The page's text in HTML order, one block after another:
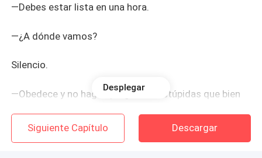
—Debes estar lista en una hora.
—¿A dónde vamos?
Silencio.
—Obedece y no hagas preguntas estúpidas que bien
instantes después.
Desplegar
Siguiente Capítulo Descargar